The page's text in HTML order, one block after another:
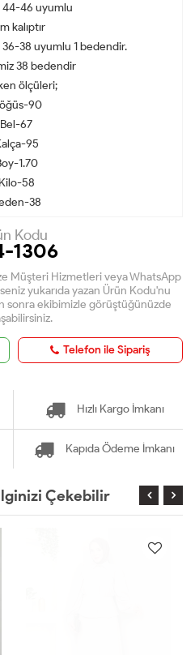
46 uyumlu
kalıptır
38 uyumlu 1 bedendir.
38 bedendir
ölçüleri;
90
67
95
1.70
58
38
Kodu
1306
Müşteri Hizmetleri veya WhatsApp
yukarıda yazan Ürün Kodu'nu
sonra ekibimizle görüştüğünüzde
Telefon ile Sipariş
Hızlı Kargo İmkanı
Kapıda Ödeme İmkanı
Çekebilir